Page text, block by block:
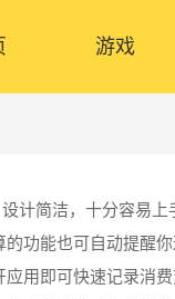
游戏
计简洁，十分容易
功能也可自动提醒
用即可快速记录消